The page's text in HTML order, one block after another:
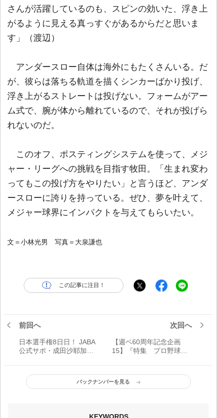
さんが活躍しているのも、スピンの効いた、浮き上
がるように見える真っすぐがあるからだと思いま
す」（渡辺）
アンダースロー自体は海外にもたくさんいる。だ
が、彼らは落ちる軌道を描くシンカーばかり投げ、
浮き上がるストレートは投げない。フォームがアー
ム式で、腕が体から離れているので、それが投げら
れないのだ。
このオフ、ポスティングシステムを使って、メジ
ャー・リーグへの挑戦を目指す牧田。「生まれ変わ
ってもこの投げ方をやりたい」と言うほど、アンダ
ースローに誇りを持っている。ぜひ、夢を叶えて、
メジャー球界にインパクトを与えてもらいたい。
文＝小林光男 写真＝大泉謙也
この記事に注目！
前回へ
日本選手権8日日！ JABA
公式サポ・成田沙耶加の
倉健人 ウォーミングアッ
プから全員野球で“泥臭
く”」
次回へ
【週ベ60周年記念企画
15】『特集 プロ野球選
一・長嶋茂雄』【1958年
7月23日号】
バックナンバーを見る